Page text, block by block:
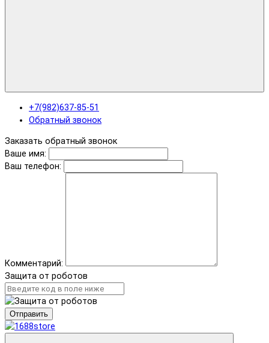
+7(982)637-85-51
Обратный звонок
Заказать обратный звонок
Ваше имя:
Ваш телефон:
Комментарий:
Защита от роботов
Отправить